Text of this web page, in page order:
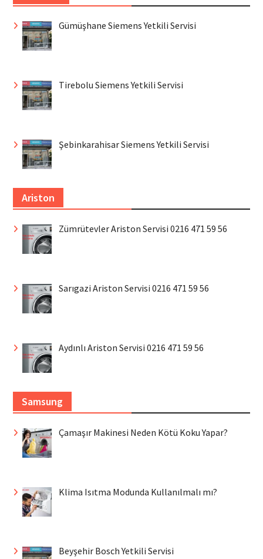
Gümüşhane Siemens Yetkili Servisi
Tirebolu Siemens Yetkili Servisi
Şebinkarahisar Siemens Yetkili Servisi
Ariston
Zümrütevler Ariston Servisi 0216 471 59 56
Sarıgazi Ariston Servisi 0216 471 59 56
Aydınlı Ariston Servisi 0216 471 59 56
Samsung
Çamaşır Makinesi Neden Kötü Koku Yapar?
Klima Isıtma Modunda Kullanılmalı mı?
Beyşehir Bosch Yetkili Servisi